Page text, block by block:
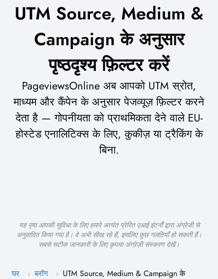
UTM Source, Medium &
Campaign के अनुसार
पृष्ठदृश्य फ़िल्टर करें
PageviewsOnline अब आपको UTM स्रोत,
माध्यम और कैंपेन के अनुसार पेजव्यूज़ फ़िल्टर करने
देता है — गोपनीयता को प्राथमिकता देने वाले EU-
होस्टेड एनालिटिक्स के लिए, कुकीज़ या ट्रैकिंग के
बिना.
यह पृष्ठ आपकी सुविधा के लिए हमारे अत्यंत प्रेरित एआई इंटर्नों द्वारा अंग्रेजी से
अनुवादित किया गया है। वे अभी सीख रहे हैं, इसलिए कुछ गलतियाँ हो सकती हैं।
सबसे सटीक जानकारी के लिए कृपया अंग्रेज़ी संस्करण देखें।
घर › ब्लॉग › UTM Source, Medium & Campaign के